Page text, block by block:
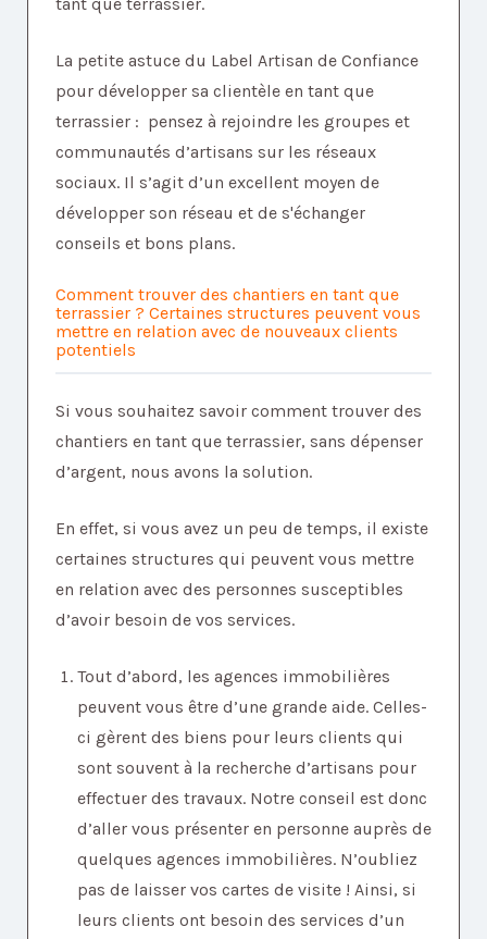
tant que terrassier.
La petite astuce du Label Artisan de Confiance
pour développer sa clientèle en tant que
terrassier : pensez à rejoindre les groupes et
communautés d’artisans sur les réseaux
sociaux. Il s’agit d’un excellent moyen de
développer son réseau et de s'échanger
conseils et bons plans.
Comment trouver des chantiers en tant que
terrassier ? Certaines structures peuvent vous
mettre en relation avec de nouveaux clients
potentiels
Si vous souhaitez savoir comment trouver des
chantiers en tant que terrassier, sans dépenser
d’argent, nous avons la solution.
En effet, si vous avez un peu de temps, il existe
certaines structures qui peuvent vous mettre
en relation avec des personnes susceptibles
d’avoir besoin de vos services.
Tout d’abord, les agences immobilières
peuvent vous être d’une grande aide. Celles-
ci gèrent des biens pour leurs clients qui
sont souvent à la recherche d’artisans pour
effectuer des travaux. Notre conseil est donc
d’aller vous présenter en personne auprès de
quelques agences immobilières. N’oubliez
pas de laisser vos cartes de visite ! Ainsi, si
leurs clients ont besoin des services d’un